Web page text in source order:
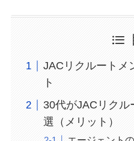
JACリクルートメ
ト
30代がJACリクル
選（メリット）